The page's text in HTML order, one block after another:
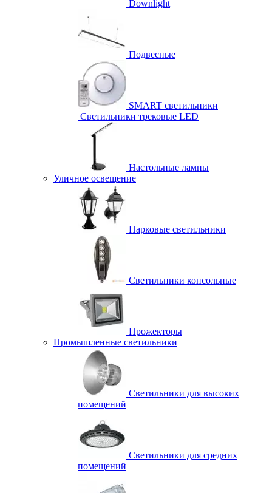
Downlight
Подвесные
SMART светильники
Светильники трековые LED
Настольные лампы
Уличное освещение
Парковые светильники
Светильники консольные
Прожекторы
Промышленные светильники
Светильники для высоких
помещений
Светильники для средних
помещений